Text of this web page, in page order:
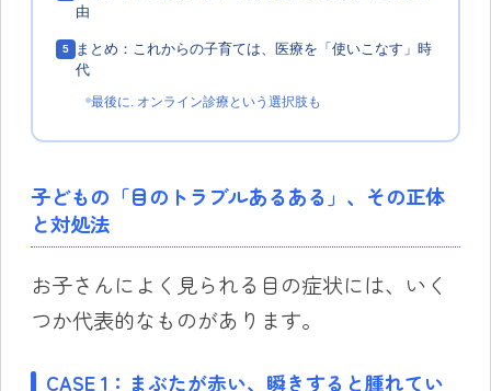
由
5
まとめ：これからの子育ては、医療を「使いこなす」時
代
最後に. オンライン診療という選択肢も
子どもの「目のトラブルあるある」、その正体
と対処法
お子さんによく見られる目の症状には、いく
つか代表的なものがあります。
CASE 1：まぶたが赤い、瞬きすると腫れてい